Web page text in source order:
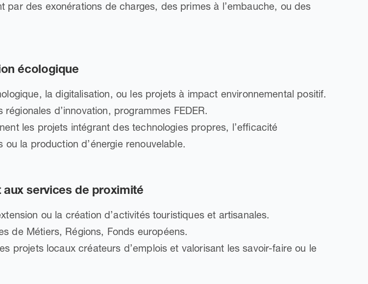
par des exonérations de charges, des primes à l’embauche, ou des
écologique
la digitalisation, ou les projets à impact environnemental positif.
d’innovation, programmes FEDER.
les projets intégrant des technologies propres, l’efficacité
la production d’énergie renouvelable.
aux services de proximité
ou la création d’activités touristiques et artisanales.
de Métiers, Régions, Fonds européens.
projets locaux créateurs d’emplois et valorisant les savoir-faire ou le